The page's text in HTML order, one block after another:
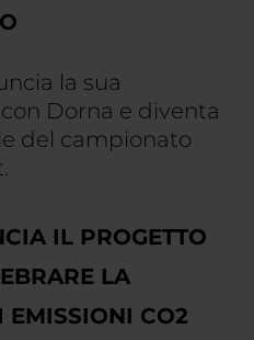
la sua
Dorna e diventa
del campionato
IL PROGETTO
LA
EMISSIONI CO2